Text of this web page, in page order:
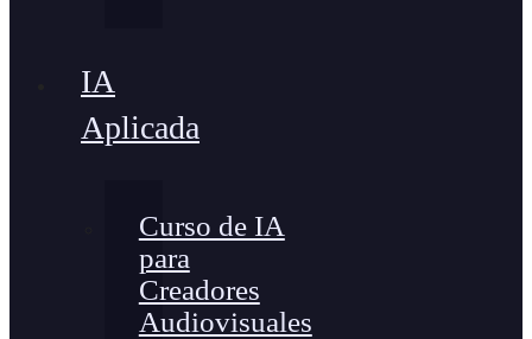
IA
Aplicada
Curso de IA
para
Creadores
Audiovisuales